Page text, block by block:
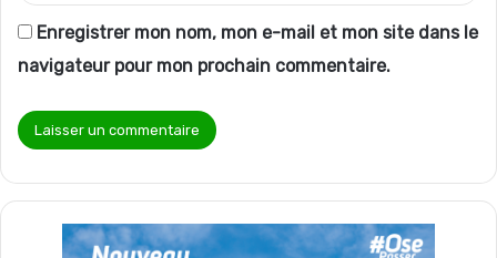
Enregistrer mon nom, mon e-mail et mon site dans le
navigateur pour mon prochain commentaire.